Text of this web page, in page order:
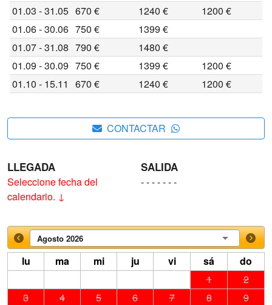
01.03 - 31.05 670 € 1240 €
1200 €
01.06 - 30.06 750 €
1399 €
01.07 - 31.08 790 €
1480 €
01.09 - 30.09 750 € 1399 €
1200 €
01.10 - 15.11
670 € 1240 € 1200 €
CONTACTAR
LLEGADA
Seleccione fecha del
calendario. ↓
SALIDA
- - - - - - -
Agosto 2026
lu ma mi ju vi sá
do
1
2
3
4 5 6 7 8
9